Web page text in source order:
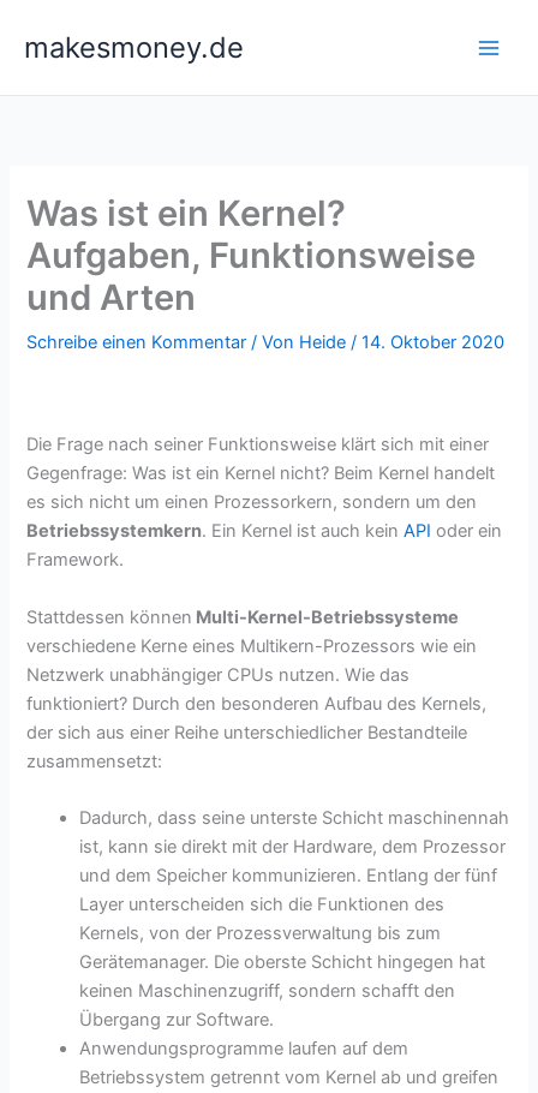
Inhaltmakesmoney.de
Was ist ein Kernel?
Aufgaben, Funktionsweise
und Arten
Schreibe einen Kommentar / Von Heide/14. Oktober 2020
Die Frage nach seiner Funktionsweise klärt sich mit einer
Gegenfrage: Was ist ein Kernel nicht? Beim Kernel handelt
es sich nicht um einen Prozessorkern, sondern um den
Betriebssystemkern. Ein Kernel ist auch keinAPI oder ein
Framework.
Stattdessen können Multi-Kernel-Betriebssysteme
verschiedene Kerne eines Multikern-Prozessors wie ein
Netzwerk unabhängiger CPUs nutzen. Wie das
funktioniert? Durch den besonderen Aufbau des Kernels,
der sich aus einer Reihe unterschiedlicher Bestandteile
zusammensetzt:
Dadurch, dass seine unterste Schicht maschinennah
ist, kann sie direkt mit der Hardware, dem Prozessor
und dem Speicher kommunizieren. Entlang der fünf
Layer unterscheiden sich die Funktionen des
Kernels, von der Prozessverwaltung bis zum
Gerätemanager. Die oberste Schicht hingegen hat
keinen Maschinenzugriff, sondern schafft den
Übergang zur Software.
Anwendungsprogramme laufen auf dem
Betriebssystem getrennt vom Kernel ab und greifen